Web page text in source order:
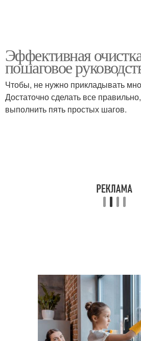
Эффективная
пошаговое
Чтобы, не нужно прикладывать
Достаточно сделать все
выполнить пять простых шагов.